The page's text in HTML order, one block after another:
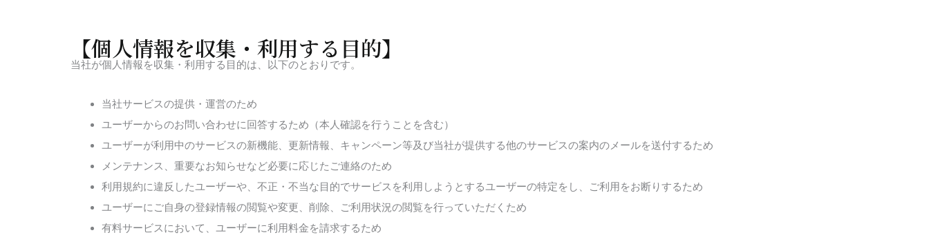
【個人情報を収集・利用する目的】
当社が個人情報を収集・利用する目的は、以下のとおりです。
当社サービスの提供・運営のため
ユーザーからのお問い合わせに回答するため（本人確認を行うことを含む）
ユーザーが利用中のサービスの新機能、更新情報、キャンペーン等及び当社が提供する他のサービスの案内のメールを送付するため
メンテナンス、重要なお知らせなど必要に応じたご連絡のため
利用規約に違反したユーザーや、不正・不当な目的でサービスを利用しようとするユーザーの特定をし、ご利用をお断りするため
ユーザーにご自身の登録情報の閲覧や変更、削除、ご利用状況の閲覧を行っていただくため
有料サービスにおいて、ユーザーに利用料金を請求するため